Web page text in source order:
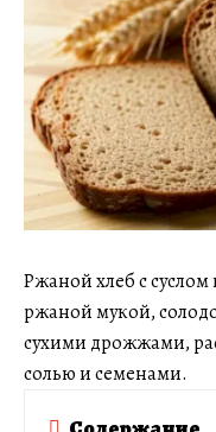
Ржаной хлеб с суслом
ржаной мукой,
сухими дрожжами,
солью и семенами.